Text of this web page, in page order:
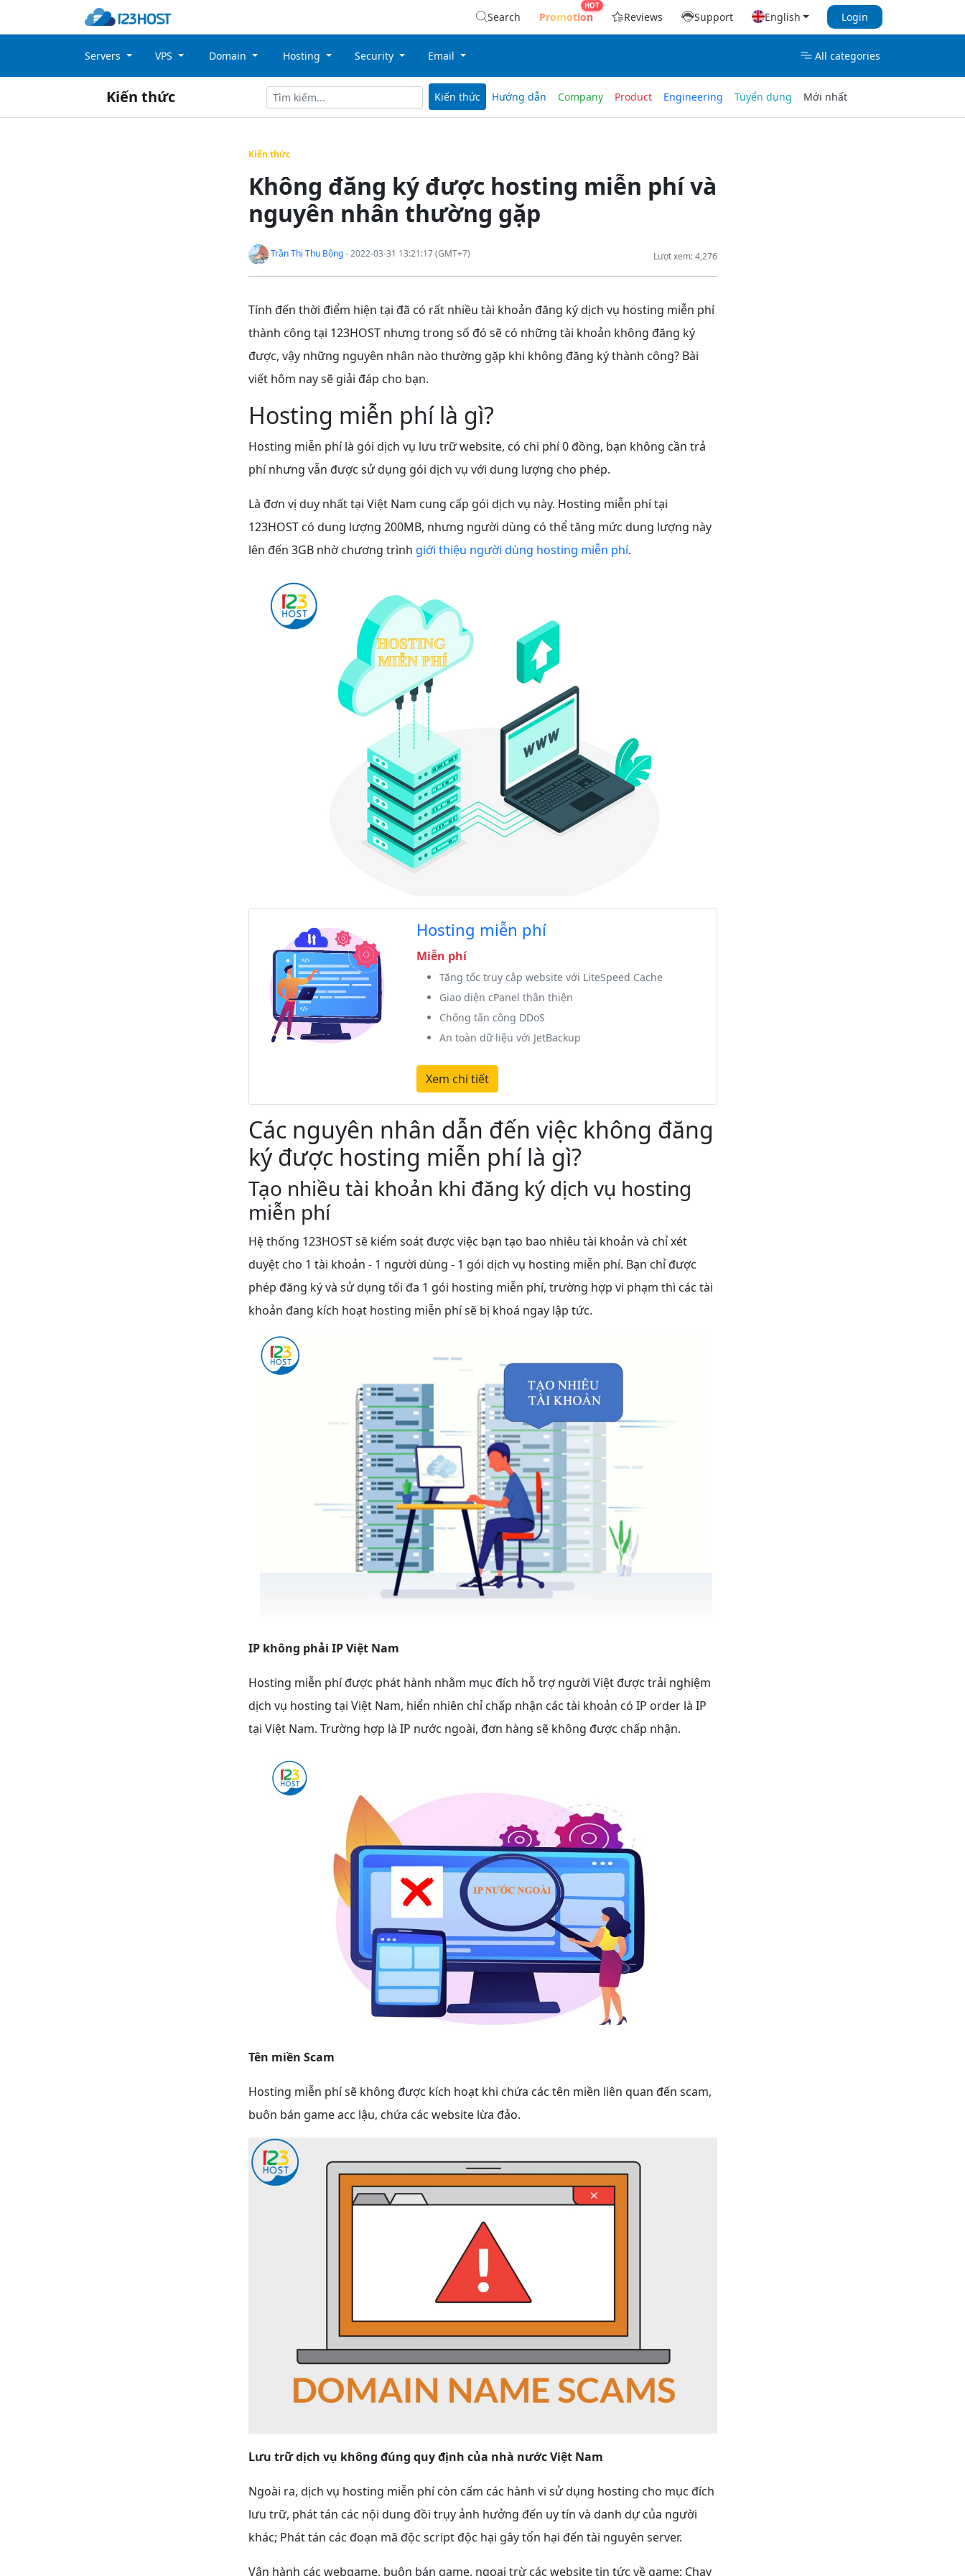
Search Promotion Reviews Support English Login
Servers VPS Domain Hosting Security Email All categories
Kiến thức Kiến thức Hướng dẫn Company Product Engineering Tuyển dụng Mới nhất
Kiến thức
Không đăng ký được hosting miễn phí và
nguyên nhân thường gặp
Lượt xem: 4,276
Trần Thị Thu Bông- 2022-03-31 13:21:17 (GMT+7)
Tính đến thời điểm hiện tại đã có rất nhiều tài khoản đăng ký dịch vụ hosting miễn phí
thành công tại 123HOST nhưng trong số đó sẽ có những tài khoản không đăng ký
được, vậy những nguyên nhân nào thường gặp khi không đăng ký thành công? Bài
viết hôm nay sẽ giải đáp cho bạn.
Hosting miễn phí là gì?
Hosting miễn phí là gói dịch vụ lưu trữ website, có chi phí 0 đồng, bạn không cần trả
phí nhưng vẫn được sử dụng gói dịch vụ với dung lượng cho phép.
Là đơn vị duy nhất tại Việt Nam cung cấp gói dịch vụ này. Hosting miễn phí tại
123HOST có dung lượng 200MB, nhưng người dùng có thể tăng mức dung lượng này
lên đến 3GB nhờ chương trình giới thiệu người dùng hosting miễn phí.
Hosting miễn phí
Miễn phí
Tăng tốc truy cập website với LiteSpeed Cache
Giao diện cPanel thân thiện
Chống tấn công DDoS
An toàn dữ liệu với JetBackup
Xem chi tiết
Các nguyên nhân dẫn đến việc không đăng
ký được hosting miễn phí là gì?
Tạo nhiều tài khoản khi đăng ký dịch vụ hosting
miễn phí
Hệ thống 123HOST sẽ kiểm soát được việc bạn tạo bao nhiêu tài khoản và chỉ xét
duyệt cho 1 tài khoản - 1 người dùng - 1 gói dịch vụ hosting miễn phí. Bạn chỉ được
phép đăng ký và sử dụng tối đa 1 gói hosting miễn phí, trường hợp vi phạm thì các tài
khoản đang kích hoạt hosting miễn phí sẽ bị khoá ngay lập tức.
IP không phải IP Việt Nam
Hosting miễn phí được phát hành nhằm mục đích hỗ trợ người Việt được trải nghiệm
dịch vụ hosting tại Việt Nam, hiển nhiên chỉ chấp nhận các tài khoản có IP order là IP
tại Việt Nam. Trường hợp là IP nước ngoài, đơn hàng sẽ không được chấp nhận.
Tên miền Scam
Hosting miễn phí sẽ không được kích hoạt khi chứa các tên miền liên quan đến scam,
buôn bán game acc lậu, chứa các website lừa đảo.
Lưu trữ dịch vụ không đúng quy định của nhà nước Việt Nam
Ngoài ra, dịch vụ hosting miễn phí còn cấm các hành vi sử dụng hosting cho mục đích
lưu trữ, phát tán các nội dung đồi trụy ảnh hưởng đến uy tín và danh dự của người
khác; Phát tán các đoạn mã độc script độc hại gây tổn hại đến tài nguyên server.
Vận hành các webgame, buôn bán game, ngoại trừ các website tin tức về game; Chạy